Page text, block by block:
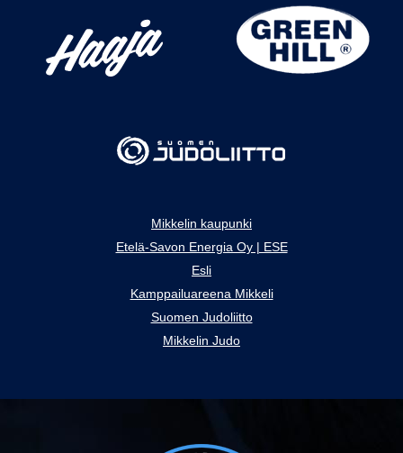
Mikkelin kaupunki
Etelä-Savon Energia Oy | ESE
Esli
Kamppailuareena Mikkeli
Suomen Judoliitto
Mikkelin Judo